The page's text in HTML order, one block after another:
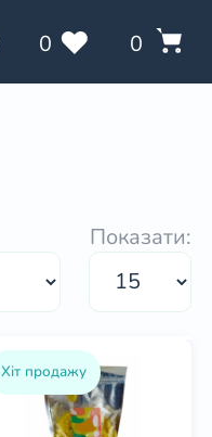
0 0
Показати:
Хіт продажу